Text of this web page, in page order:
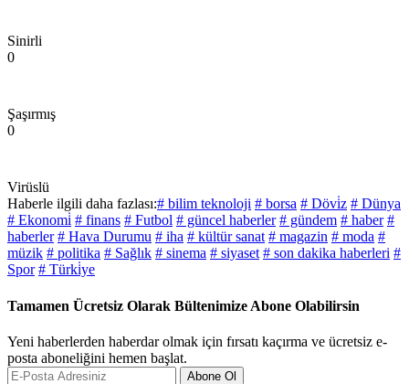
Sinirli
0
Şaşırmış
0
Virüslü
Haberle ilgili daha fazlası:# bilim teknoloji # borsa # Dövi̇z # Dünya
# Ekonomi̇ # finans # Futbol # güncel haberler # gündem # haber #
haberler # Hava Durumu # iha # kültür sanat # magazin # moda #
müzik # politika # Sağlık # sinema # siyaset # son dakika haberleri #
Spor # Türki̇ye
Tamamen Ücretsiz Olarak Bültenimize Abone Olabilirsin
Yeni haberlerden haberdar olmak için fırsatı kaçırma ve ücretsiz e-
posta aboneliğini hemen başlat.
Abone Ol